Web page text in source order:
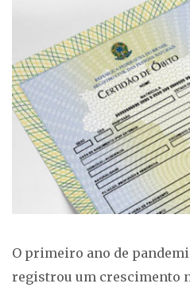
O primeiro ano de
registrou um crescimento